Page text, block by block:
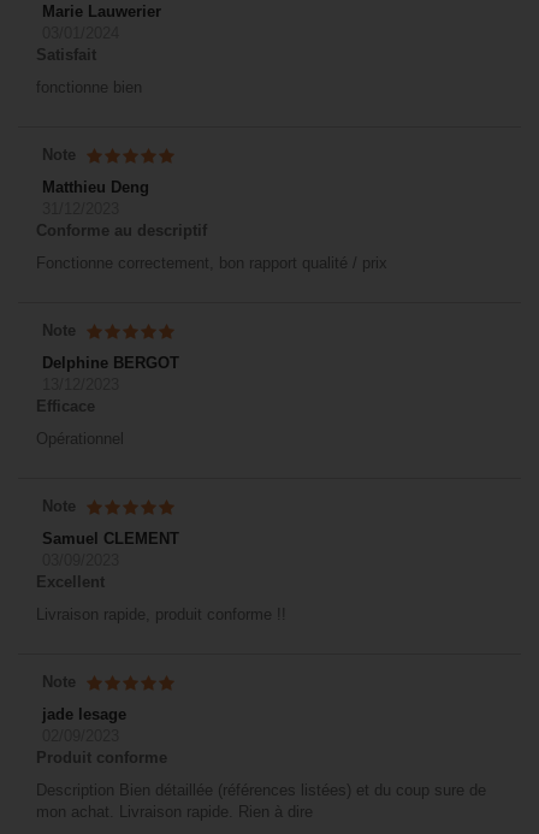
Marie Lauwerier
Satisfait
fonctionne bien
Note
Matthieu Deng
Conforme au descriptif
Fonctionne correctement, bon rapport qualité / prix
Note
Delphine BERGOT
Efficace
Opérationnel
Note
Samuel CLEMENT
Excellent
Livraison rapide, produit conforme !!
Note
jade lesage
Produit conforme
Description Bien détaillée (références listées) et du coup sure de
mon achat. Livraison rapide. Rien à dire